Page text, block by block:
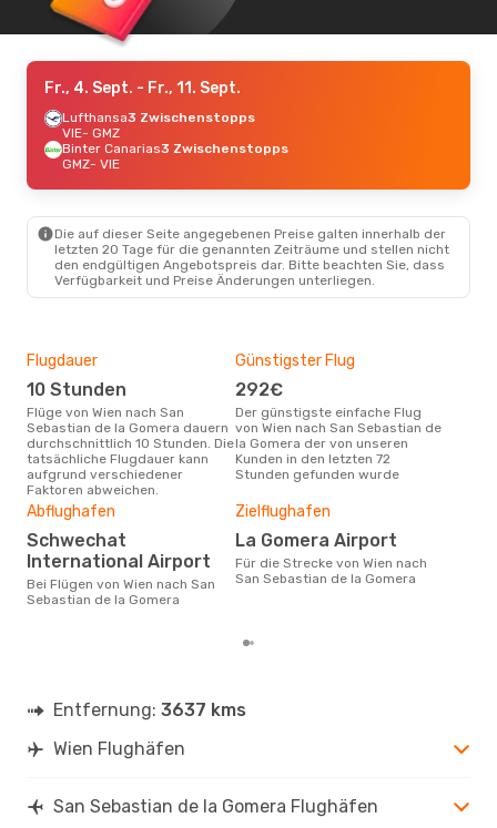
Fr., 4. Sept. - Fr., 11. Sept.
Lufthansa3 Zwischenstopps
VIE- GMZ
Binter Canarias3 Zwischenstopps
GMZ- VIE
Die auf dieser Seite angegebenen Preise galten innerhalb der
letzten 20 Tage für die genannten Zeiträume und stellen nicht
den endgültigen Angebotspreis dar. Bitte beachten Sie, dass
Verfügbarkeit und Preise Änderungen unterliegen.
Flugdauer
10 Stunden
Flüge von Wien nach San
Sebastian de la Gomera dauern
durchschnittlich 10 Stunden. Die
tatsächliche Flugdauer kann
aufgrund verschiedener
Faktoren abweichen.
Günstigster Flug
292€
Der günstigste einfache Flug
von Wien nach San Sebastian de
la Gomera der von unseren
Kunden in den letzten 72
Stunden gefunden wurde
Abflughafen
Schwechat
International Airport
Bei Flügen von Wien nach San
Sebastian de la Gomera
Zielflughafen
La Gomera Airport
Für die Strecke von Wien nach
San Sebastian de la Gomera
Entfernung: 3637 kms
Wien Flughäfen
San Sebastian de la Gomera Flughäfen